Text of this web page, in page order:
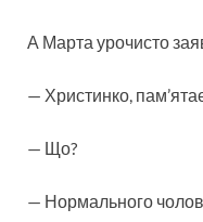
А Марта урочисто
— Христинко,
— Що?
— Нормального